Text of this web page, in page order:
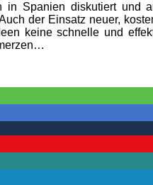
Spanien diskutiert und
der Einsatz neuer,
keine schnelle und